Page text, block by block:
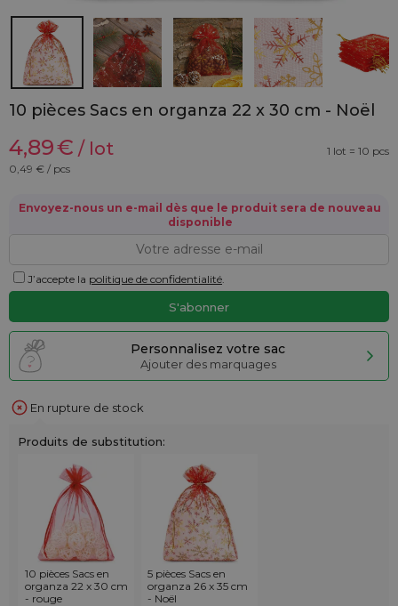
10 pièces Sacs en organza 22 x 30 cm - Noël
4,89€ / lot
1 lot = 10 pcs
0,49 € / pcs
Envoyez-nous un e-mail dès que le produit sera de nouveau
disponible
J’accepte la politique de confidentialité.
Personnalisez votre sac
Ajouter des marquages
En rupture de stock
Produits de substitution:
10 pièces Sacs en
organza 22 x 30 cm
- rouge
5 pièces Sacs en
organza 26 x 35 cm
- Noël